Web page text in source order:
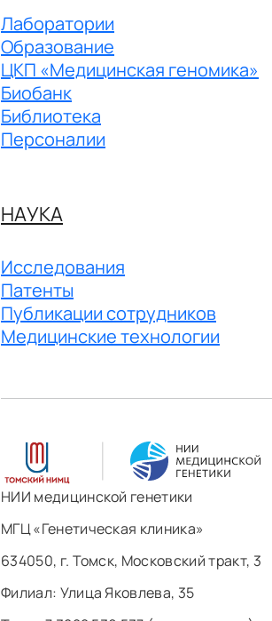
Лаборатории
Образование
ЦКП «Медицинская геномика»
Биобанк
Библиотека
Персоналии
НАУКА
Исследования
Патенты
Публикации сотрудников
Медицинские технологии
НИИ медицинской генетики
МГЦ «Генетическая клиника»
634050, г. Томск, Московский тракт, 3
Филиал: ​Улица Яковлева, 35